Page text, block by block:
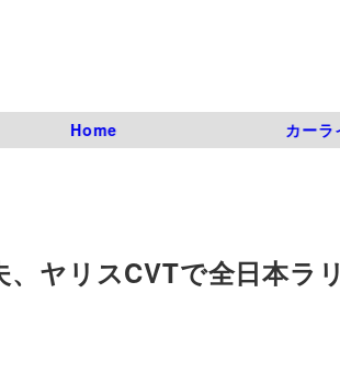
Home カーラ
ヤリスCVTで全日本ラ